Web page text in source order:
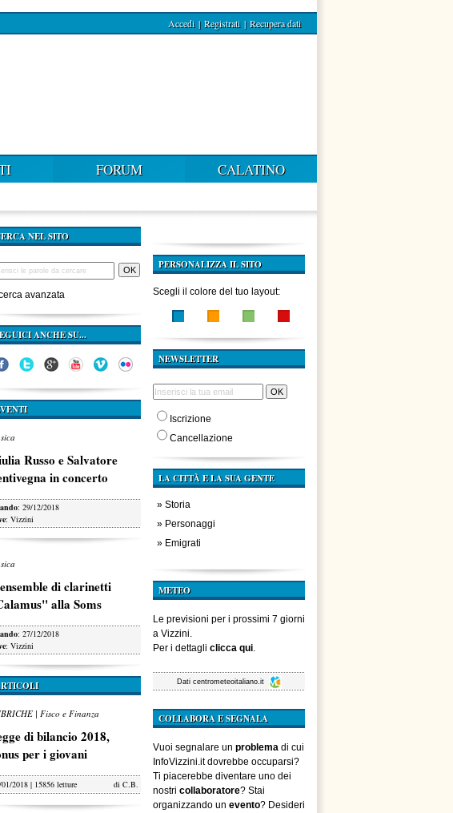
Accedi | Registrati | Recupera dati
FORUM CALATINO
NEL SITO
avanzata
ANCHE SU...
Russo e Salvatore
in concerto
: 29/12/2018
: Vizzini
di clarinetti
alla Soms
: 27/12/2018
: Vizzini
| Fisco e Finanza
di bilancio 2018,
per i giovani
2018 | 15856 letture di C.B.
PERSONALIZZA IL SITO
Scegli il colore del tuo layout:
NEWSLETTER
Iscrizione
Cancellazione
LA CITTÀ E LA SUA GENTE
» Storia
» Personaggi
» Emigrati
METEO
Le previsioni per i prossimi 7 giorni
a Vizzini.
Per i dettagli clicca qui.
Dati centrometeoitaliano.it
COLLABORA E SEGNALA
Vuoi segnalare un problema di cui
InfoVizzini.it dovrebbe occuparsi?
Ti piacerebbe diventare uno dei
nostri collaboratore? Stai
organizzando un evento? Desideri